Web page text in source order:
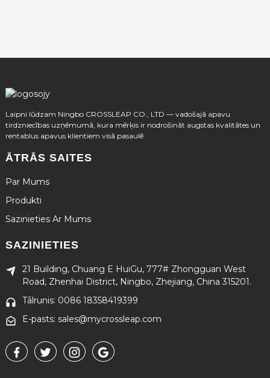
Laipni lūdzam Ningbo CROSSLEAP CO., LTD — vadošajā apavu
tirdzniecības uzņēmumā, kura mērķis ir nodrošināt augstas kvalitātes un
rentablus apavus klientiem visā pasaulē.
ĀTRĀS SAITES
Par Mums
Produkti
Sazinieties Ar Mums
SAZINIETIES
21 Building, Chuang E HuiGu, 777# Zhongguan West
Road, Zhenhai District, Ningbo, Zhejiang, China 315201.
Tālrunis: 0086 18358419399
E-pasts: sales@mycrossleap.com